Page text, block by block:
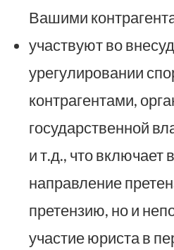
Вашими
участвуют во
урегулировании
контрагентами,
государственной
и т.д., что включает
направление
претензию, но и
участие юриста в